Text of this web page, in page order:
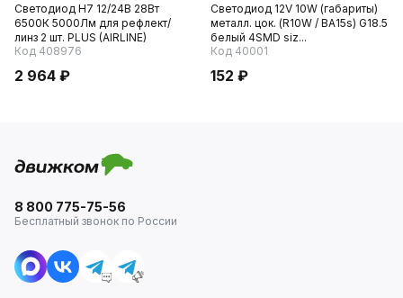
Светодиод H7 12/24В 28Вт
6500К 5000Лм для рефлект/
линз 2 шт. PLUS (AIRLINE)
Код 408976
2 964 ₽
Светодиод 12V 10W (габариты)
металл. цок. (R10W / ВА15s) G18.5
белый 4SMD siz...
Код 40001
152 ₽
8 800 775-75-56
Бесплатный звонок по России